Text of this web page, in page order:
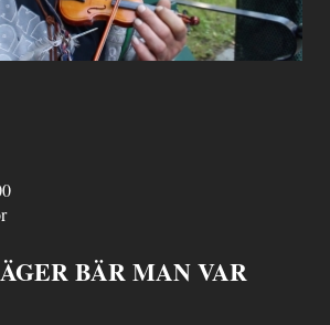
BÄR MAN VAR